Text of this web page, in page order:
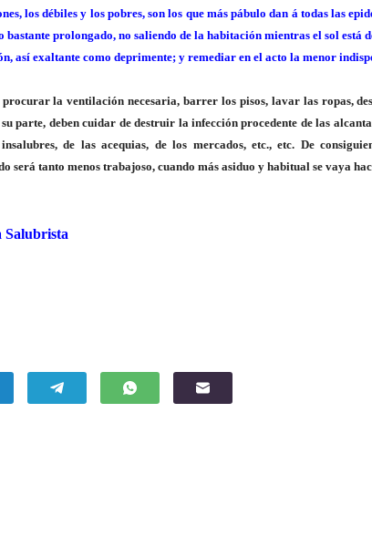
los débiles y los pobres, son los que más pábulo dan á todas las
prolongado, no saliendo de la habitación mientras el sol está
así exaltante como deprimente; y remediar en el acto la menor
procurar la ventilación necesaria, barrer los pisos, lavar las ropas,
parte, deben cuidar de destruir la infección procedente de las
de las acequias, de los mercados, etc., etc. De
será tanto menos trabajoso, cuando más asiduo y habitual se vaya
Salubrista